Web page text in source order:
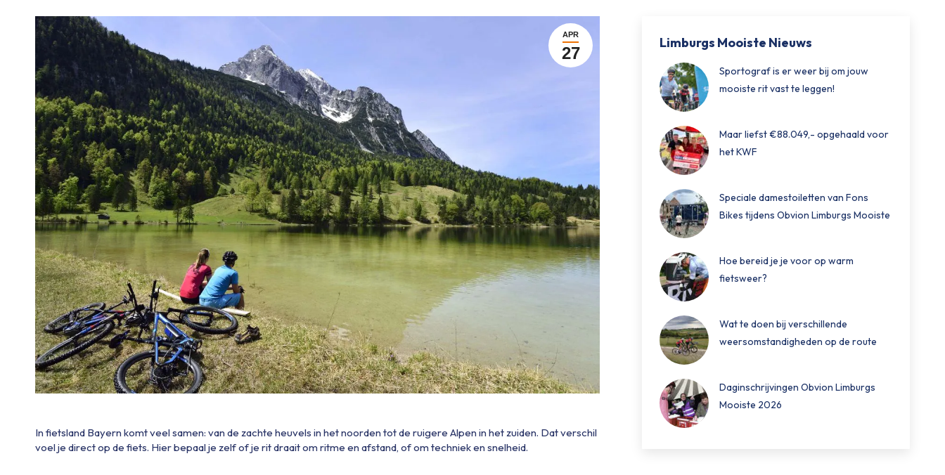
APR
27
In fietsland Bayern komt veel samen: van de zachte heuvels in het noorden tot de ruigere Alpen in het zuiden. Dat verschil
voel je direct op de fiets. Hier bepaal je zelf of je rit draait om ritme en afstand, of om techniek en snelheid.
Limburgs Mooiste Nieuws
Sportograf is er weer bij om jouw
mooiste rit vast te leggen!
Maar liefst €88.049,- opgehaald voor
het KWF
Speciale damestoiletten van Fons
Bikes tijdens Obvion Limburgs Mooiste
Hoe bereid je je voor op warm
fietsweer?
Wat te doen bij verschillende
weersomstandigheden op de route
Daginschrijvingen Obvion Limburgs
Mooiste 2026